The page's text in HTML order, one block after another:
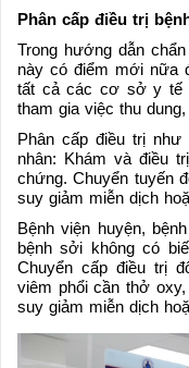
Phân cấp điều trị
Trong hướng dẫn
này có điểm mới nữa
tất cả các cơ sở y tế
tham gia việc thu
Phân cấp điều trị
nhân: Khám và điều
chứng. Chuyển tuyến
suy giảm miễn dịch
Bệnh viện huyện,
bệnh sởi không có
Chuyển cấp điều trị
viêm phổi cần thở
suy giảm miễn dịch